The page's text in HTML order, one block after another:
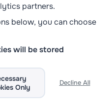
partners.
below, you can choose
will be stored
Only
Decline All